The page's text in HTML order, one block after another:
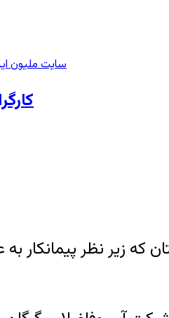
سایت ملیون
که زیر نظر